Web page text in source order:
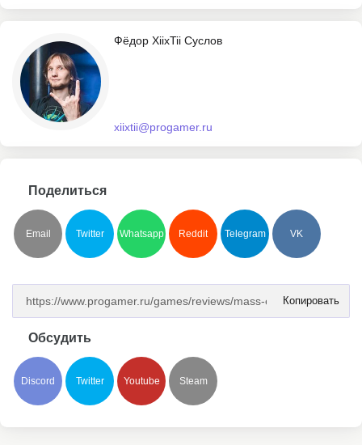
Фёдор XiixTii Суслов
xiixtii@progamer.ru
Поделиться
Email Twitter Whatsapp Reddit Telegram VK
Копировать
Обсудить
Discord Twitter Youtube Steam